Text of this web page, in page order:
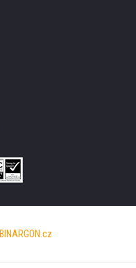
BINARGON.cz